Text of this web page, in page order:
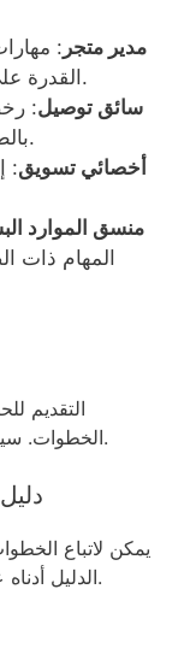
مدير متجر :
القدرة على التعامل مع المخزون والعاملين.
سائق توصيل:
.
أخصائي تسويق:
منسق الموارد
المهام ذات
التقديم
الخطوات. سيقوم هذا القسم بتقسيم العملية بالنسبة لك.
يمكن لاتباع
الدليل أدناه عبر عملية البحث عن وتقديم طلب لوظيفة.